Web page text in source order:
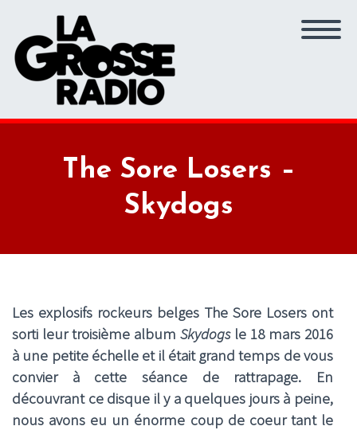
The Sore Losers –
Skydogs
Les explosifs rockeurs belges The Sore Losers ont
sorti leur troisième album Skydogsle 18 mars 2016
à une petite échelle et il était grand temps de vous
convier à cette séance de rattrapage. En
découvrant ce disque il y a quelques jours à peine,
nous avons eu un énorme coup de coeur tant le